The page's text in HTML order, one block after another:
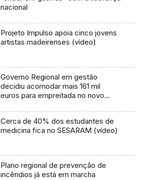
nacional
Projeto Impulso apoia cinco jovens
artistas madeirenses (vídeo)
Governo Regional em gestão
decidiu acomodar mais 161 mil
euros para empreitada no novo
Cerca de 40% dos estudantes de
medicina fica no SESARAM (vídeo)
Plano regional de prevenção de
incêndios já está em marcha